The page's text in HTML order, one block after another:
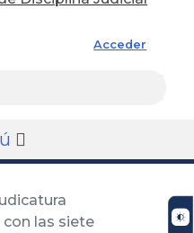
Acceder
las siete